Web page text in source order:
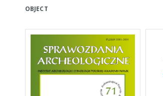
OBJECT